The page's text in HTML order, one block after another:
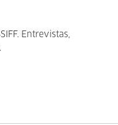
Entrevistas,